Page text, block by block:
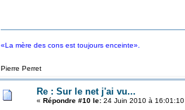
«La mère des cons est toujours enceinte».
Pierre Perret
Re : Sur le net j'ai vu...
« Répondre #10 le:24 Juin 2010 à 16:01:10